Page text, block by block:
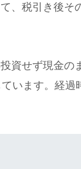
、税引き後そ
資せず現金
います。経